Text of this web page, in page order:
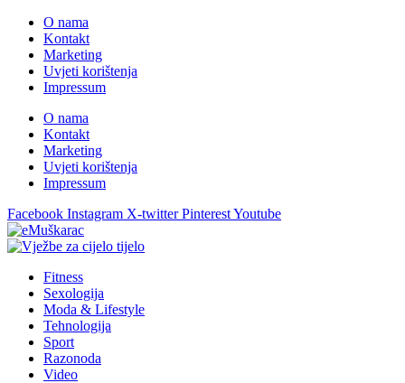
O nama
Kontakt
Marketing
Uvjeti korištenja
Impressum
O nama
Kontakt
Marketing
Uvjeti korištenja
Impressum
Facebook Instagram X-twitter PinterestYoutube
Fitness
Sexologija
Moda & Lifestyle
Tehnologija
Sport
Razonoda
Video